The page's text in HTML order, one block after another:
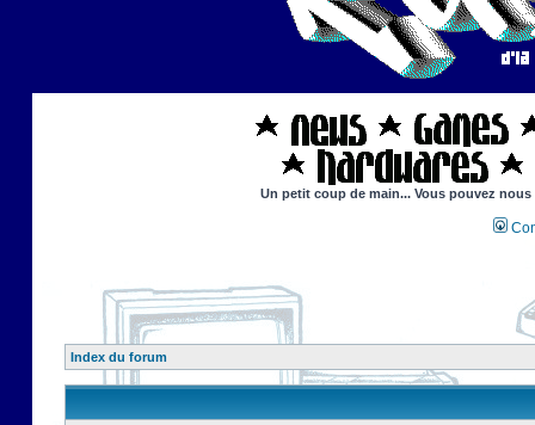
Un petit coup de main... Vous pouvez
Index du forum